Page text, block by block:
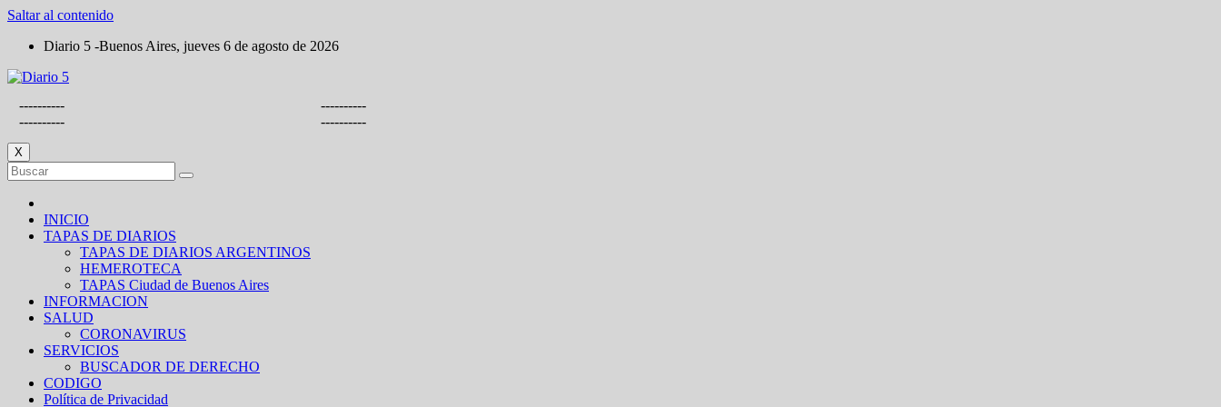
Saltar al contenido
Diario 5 -Buenos Aires, jueves 6 de agosto de 2026
----------
----------
----------
----------
X
INICIO
TAPAS DE DIARIOS
TAPAS DE DIARIOS ARGENTINOS
HEMEROTECA
TAPAS Ciudad de Buenos Aires
INFORMACION
SALUD
CORONAVIRUS
SERVICIOS
BUSCADOR DE DERECHO
CODIGO
Política de Privacidad